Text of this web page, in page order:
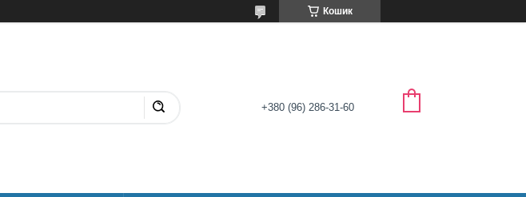
Кошик
+380 (96) 286-31-60